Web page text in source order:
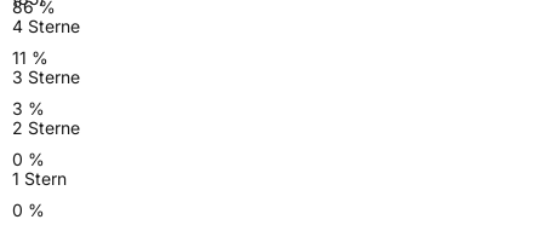
86 %
4 Sterne
11 %
3 Sterne
3 %
2 Sterne
0 %
1 Stern
0 %